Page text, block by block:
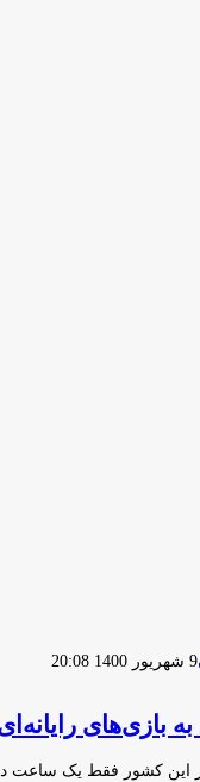
9 شهریور 1400 20:08
بازی‌های
این کشور فقط یک ساعت در